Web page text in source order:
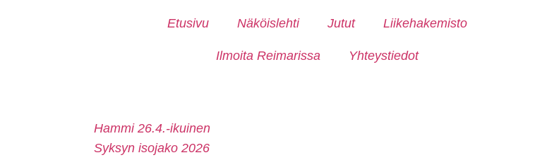
Etusivu Näköislehti Jutut Liikehakemisto
Ilmoita Reimarissa Yhteystiedot
Hammi 26.4.-ikuinen
Syksyn isojako 2026